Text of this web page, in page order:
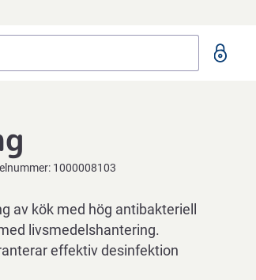
1000008103
av kök med hög antibakteriell
livsmedelshantering.
effektiv desinfektion